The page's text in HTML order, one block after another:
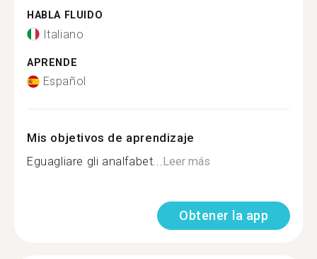
HABLA FLUIDO
Italiano
APRENDE
Español
Mis objetivos de aprendizaje
Eguagliare gli analfabet...Leer más
Obtener la app